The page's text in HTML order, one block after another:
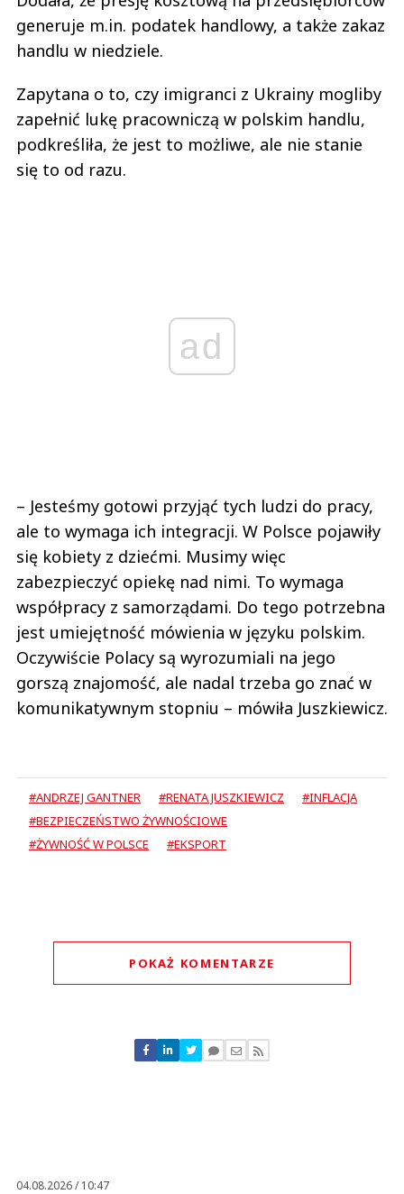
generuje m.in. podatek handlowy, a także zakaz
handlu w niedziele.
Zapytana o to, czy imigranci z Ukrainy mogliby
zapełnić lukę pracowniczą w polskim handlu,
podkreśliła, że jest to możliwe, ale nie stanie
się to od razu.
ad
– Jesteśmy gotowi przyjąć tych ludzi do pracy,
ale to wymaga ich integracji. W Polsce pojawiły
się kobiety z dziećmi. Musimy więc
zabezpieczyć opiekę nad nimi. To wymaga
współpracy z samorządami. Do tego potrzebna
jest umiejętność mówienia w języku polskim.
Oczywiście Polacy są wyrozumiali na jego
gorszą znajomość, ale nadal trzeba go znać w
komunikatywnym stopniu – mówiła Juszkiewicz.
#ANDRZEJ GANTNER #RENATA JUSZKIEWICZ
#INFLACJA
#BEZPIECZEŃSTWO ŻYWNOŚCIOWE
#ŻYWNOŚĆ W POLSCE
#EKSPORT
POKAŻ KOMENTARZE
Nie znaleziono komentarzy
Zostaw swoje komentarze
04.08.2026 / 10:47